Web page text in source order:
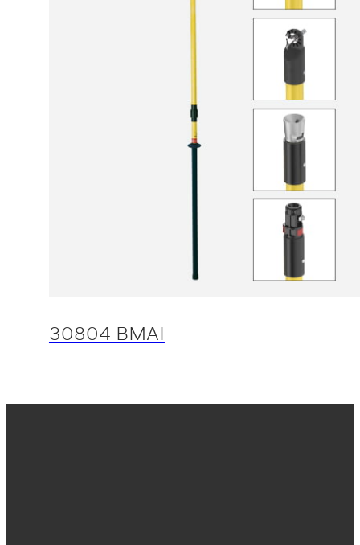
30804 BMAI